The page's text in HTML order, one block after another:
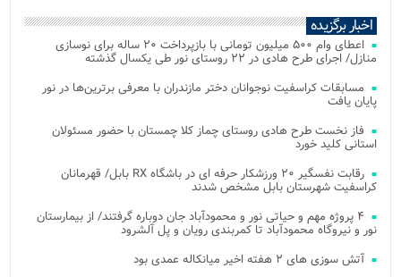
اخبار برگزیده
اعطای وام ۵۰۰ میلیون تومانی با بازپرداخت ۲۰ ساله برای نوسازی
منازل/ اجرای طرح هادی در ۲۲ روستای نور طی یکسال گذشته
مسابقات کراسفیت نوجوانان دختر مازندران با معرفی برترین‌ها در نور
پایان یافت
فاز نخست طرح هادی روستای چماز کلا چمستان با حضور مسئولان
استانی کلید خورد
رقابت نفسگیر ۲۰ ورزشکار حرفه ای در باشگاه RX بابل/ قهرمانان
کراسفیت شهرستان بابل مشخص شدند
۴ پروژه مهم و حیاتی نور و محمودآباد جان دوباره گرفتند/ از بیمارستان
نور و نیروگاه محمودآباد تا کمربندی رویان و پل آلشرود
آتش‌ سوزی‌ های ۲ هفته اخیر میانکاله عمدی بود